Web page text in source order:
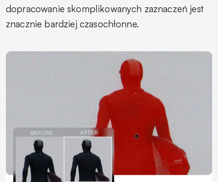
dopracowanie skomplikowanych zaznaczeń jest
znacznie bardziej czasochłonne.